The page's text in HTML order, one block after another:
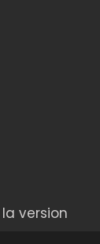
version